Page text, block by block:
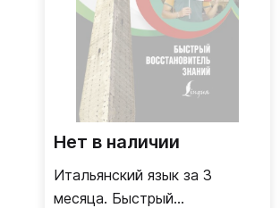
Нет в наличии
Итальянский язык за 3
месяца. Быстрый